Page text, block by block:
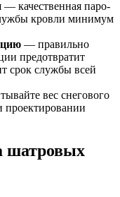
— качественная паро-
кровли минимум
— правильно
предотвратит
срок службы всей
вес снегового
проектировании
шатровых